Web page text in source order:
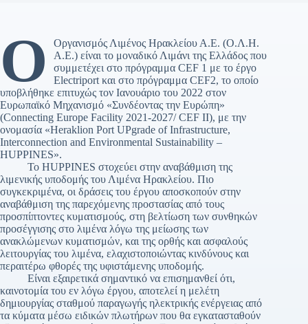
Ο
Οργανισμός Λιμένος Ηρακλείου Α.Ε. (Ο.Λ.Η.
Α.Ε.) είναι το μοναδικό Λιμάνι της Ελλάδος που
συμμετέχει στο πρόγραμμα CEF 1 με το έργο
Electriport και στο πρόγραμμα CEF2, το οποίο
υποβλήθηκε επιτυχώς τον Ιανουάριο του 2022 στον
Ευρωπαϊκό Μηχανισμό «Συνδέοντας την Ευρώπη»
(Connecting Europe Facility 2021-2027/ CEF II), με την
ονομασία «Heraklion Port UPgrade of Infrastructure,
Interconnection and Environmental Sustainability –
HUPPINES».
Το HUPPINES στοχεύει στην αναβάθμιση της
λιμενικής υποδομής του Λιμένα Ηρακλείου. Πιο
συγκεκριμένα, οι δράσεις του έργου αποσκοπούν στην
αναβάθμιση της παρεχόμενης προστασίας από τους
προσπίπτοντες κυματισμούς, στη βελτίωση των συνθηκών
προσέγγισης στο λιμένα λόγω της μείωσης των
ανακλώμενων κυματισμών, και της ορθής και ασφαλούς
λειτουργίας του λιμένα, ελαχιστοποιώντας κινδύνους και
περαιτέρω φθορές της υφιστάμενης υποδομής.
Είναι εξαιρετικά σημαντικό να επισημανθεί ότι,
καινοτομία του εν λόγω έργου, αποτελεί η μελέτη
δημιουργίας σταθμού παραγωγής ηλεκτρικής ενέργειας από
τα κύματα μέσω ειδικών πλωτήρων που θα εγκατασταθούν